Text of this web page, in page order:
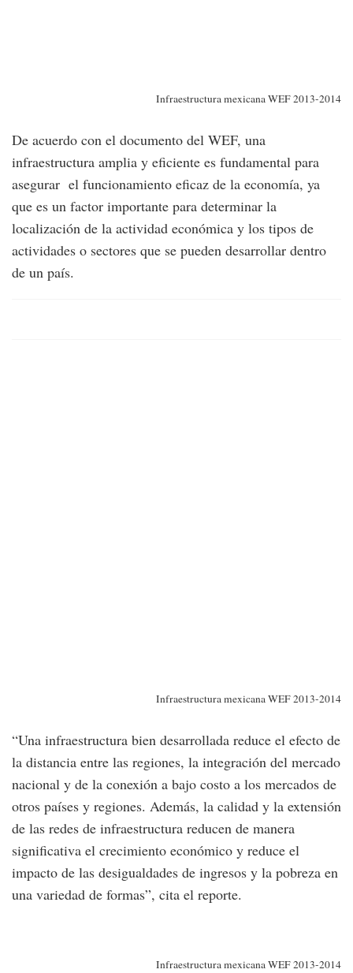
Infraestructura mexicana WEF 2013-2014
De acuerdo con el documento del WEF, una
infraestructura amplia y eficiente es fundamental para
asegurar el funcionamiento eficaz de la economía, ya
que es un factor importante para determinar la
localización de la actividad económica y los tipos de
actividades o sectores que se pueden desarrollar dentro
de un país.
Infraestructura mexicana WEF 2013-2014
“Una infraestructura bien desarrollada reduce el efecto de
la distancia entre las regiones, la integración del mercado
nacional y de la conexión a bajo costo a los mercados de
otros países y regiones. Además, la calidad y la extensión
de las redes de infraestructura reducen de manera
significativa el crecimiento económico y reduce el
impacto de las desigualdades de ingresos y la pobreza en
una variedad de formas”, cita el reporte.
Infraestructura mexicana WEF 2013-2014